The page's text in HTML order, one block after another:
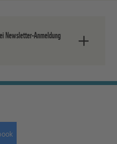
Newsletter-Anmeldung
der Daten senden
in der Sie die
müssen.
Sie jederzeit
widerrufen.